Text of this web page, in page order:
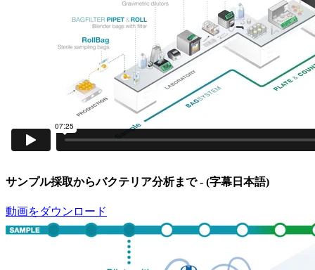
サンプル採取からバクテリア分析まで- (字幕日本語)
動画をダウンロード